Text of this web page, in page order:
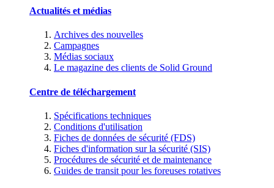
Actualités et médias
Archives des nouvelles
Campagnes
Médias sociaux
Le magazine des clients de Solid Ground
Centre de téléchargement
Spécifications techniques
Conditions d'utilisation
Fiches de données de sécurité (FDS)
Fiches d'information sur la sécurité (SIS)
Procédures de sécurité et de maintenance
Guides de transit pour les foreuses rotatives